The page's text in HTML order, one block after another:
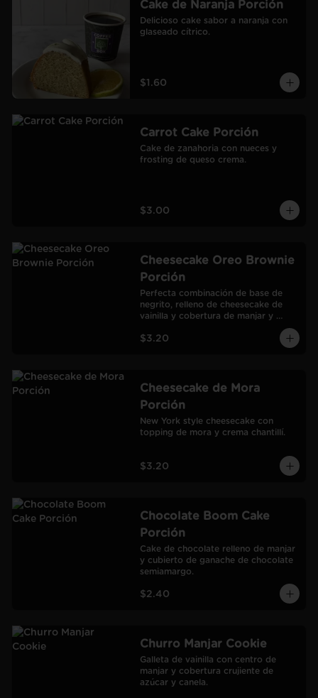
Cake de Naranja Porción
Delicioso cake sabor a naranja con
glaseado cítrico.
$1.60
Carrot Cake Porción
Cake de zanahoria con nueces y
frosting de queso crema.
$3.00
Cheesecake Oreo Brownie
Porción
Perfecta combinación de base de
negrito, relleno de cheesecake de
vainilla y cobertura de manjar y
$3.20
Cheesecake de Mora
Porción
New York style cheesecake con
topping de mora y crema chantillí.
$3.20
Chocolate Boom Cake
Porción
Cake de chocolate relleno de manjar
y cubierto de ganache de chocolate
semiamargo.
$2.40
Churro Manjar Cookie
Galleta de vainilla con centro de
manjar y cobertura crujiente de
azúcar y canela.